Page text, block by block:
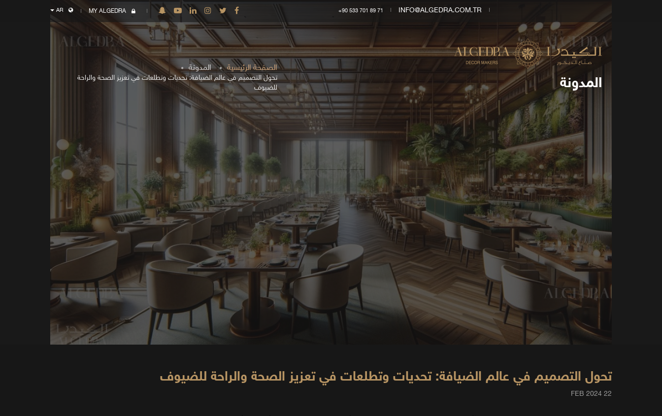
+90 533 701 89 71 INFO@ALGEDRA.COM.TR
MY ALGEDRA
المدونة
الصفحة الرئيسية المدونة
تحول التصميم في عالم الضيافة: تحديات وتطلعات في تعزيز الصحة والراحة
للضيوف
تحول التصميم في عالم الضيافة: تحديات وتطلعات في تعزيز الصحة والراحة للضيوف
22 FEB 2024